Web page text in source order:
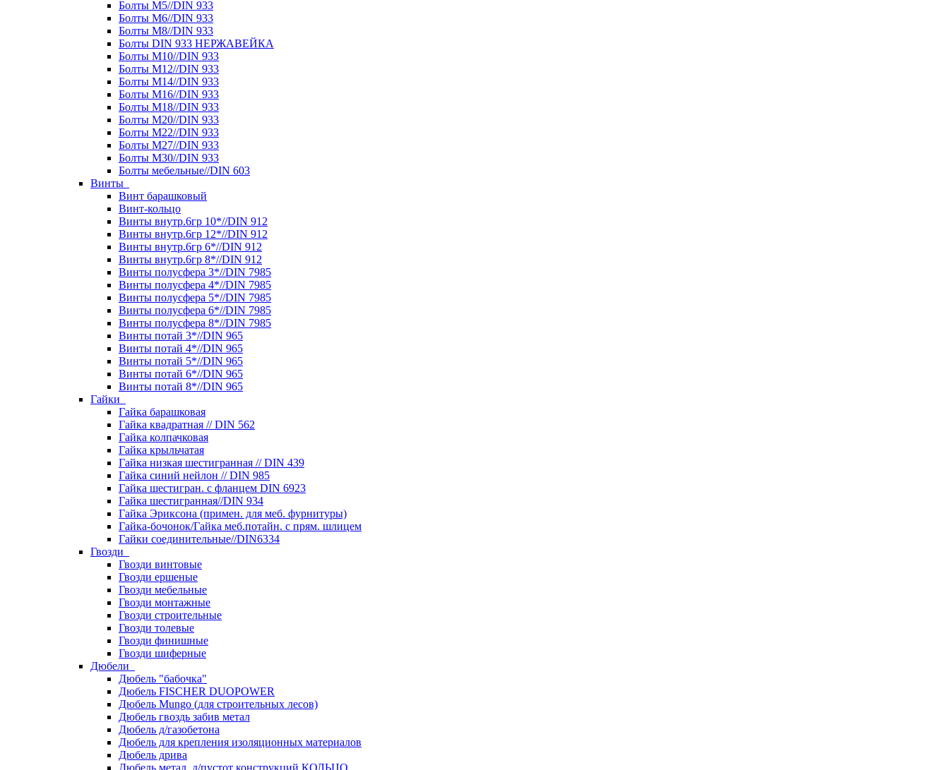
Болты М5//DIN 933
Болты М6//DIN 933
Болты М8//DIN 933
Болты DIN 933 НЕРЖАВЕЙКА
Болты М10//DIN 933
Болты М12//DIN 933
Болты М14//DIN 933
Болты М16//DIN 933
Болты М18//DIN 933
Болты М20//DIN 933
Болты М22//DIN 933
Болты М27//DIN 933
Болты М30//DIN 933
Болты мебельные//DIN 603
Винты
Винт барашковый
Винт-кольцо
Винты внутр.6гр 10*//DIN 912
Винты внутр.6гр 12*//DIN 912
Винты внутр.6гр 6*//DIN 912
Винты внутр.6гр 8*//DIN 912
Винты полусфера 3*//DIN 7985
Винты полусфера 4*//DIN 7985
Винты полусфера 5*//DIN 7985
Винты полусфера 6*//DIN 7985
Винты полусфера 8*//DIN 7985
Винты потай 3*//DIN 965
Винты потай 4*//DIN 965
Винты потай 5*//DIN 965
Винты потай 6*//DIN 965
Винты потай 8*//DIN 965
Гайки
Гайка барашковая
Гайка квадратная // DIN 562
Гайка колпачковая
Гайка крыльчатая
Гайка низкая шестигранная // DIN 439
Гайка синий нейлон // DIN 985
Гайка шестигран. с фланцем DIN 6923
Гайка шестигранная//DIN 934
Гайка Эриксона (примен. для меб. фурнитуры)
Гайка-бочонок/Гайка меб.потайн. с прям. шлицем
Гайки соединительные//DIN6334
Гвозди
Гвозди винтовые
Гвозди ершеные
Гвозди мебельные
Гвозди монтажные
Гвозди строительные
Гвозди толевые
Гвозди финишные
Гвозди шиферные
Дюбели
Дюбель "бабочка"
Дюбель FISCHER DUOPOWER
Дюбель Mungo (для строительных лесов)
Дюбель гвоздь забив метал
Дюбель д/газобетона
Дюбель для крепления изоляционных материалов
Дюбель дрива
Дюбель метал. д/пустот конструкций КОЛЬЦО